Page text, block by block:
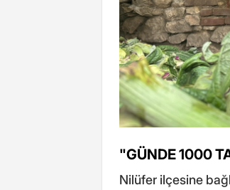
"GÜNDE 1000
Nilüfer ilçesine